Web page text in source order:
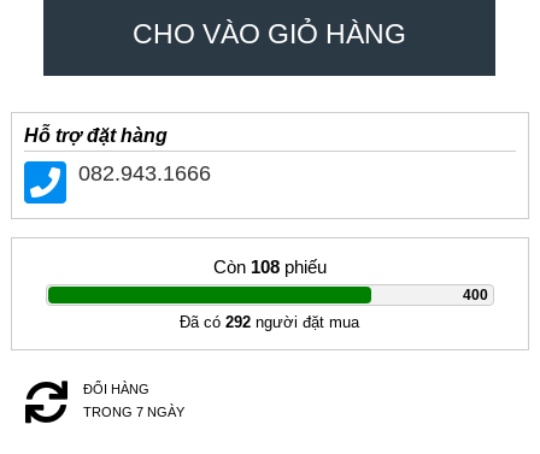
CHO VÀO GIỎ HÀNG
Hỗ trợ đặt hàng
082.943.1666
Còn 108phiếu
400
|
Đã có292 người đặt mua
ĐỔI HÀNG
TRONG 7 NGÀY